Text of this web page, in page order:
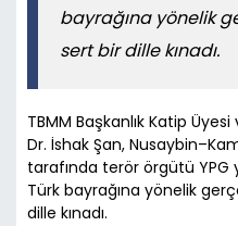
bayrağına yönelik
sert bir dille kınadı.
TBMM Başkanlık Katip
Dr. İshak Şan,
tarafında terör örgütü YPG
Türk bayrağına yönelik
dille kınadı.